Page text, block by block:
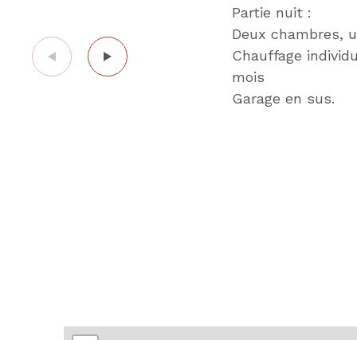
Partie nuit :
Deux chambres,
Chauffage
mois
Garage en sus.